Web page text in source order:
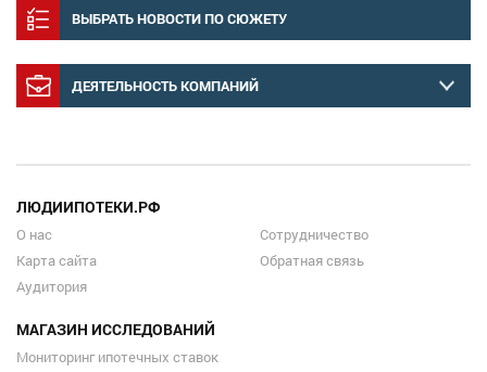
ВЫБРАТЬ НОВОСТИ ПО СЮЖЕТУ
ДЕЯТЕЛЬНОСТЬ КОМПАНИЙ
ЛЮДИИПОТЕКИ.РФ
О нас
Карта сайта
Аудитория
Сотрудничество
Обратная связь
МАГАЗИН ИССЛЕДОВАНИЙ
Мониторинг ипотечных ставок